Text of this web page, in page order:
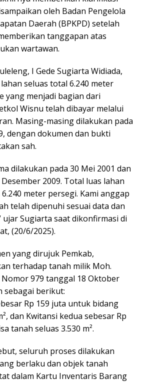
oleh Badan Pengelola
Daerah (BPKPD) setelah
tanggapan atas
wartawan.
I Gede Sugiarta Widiada,
seluas total 6.240 meter
yang menjadi bagian dari
Wisnu telah dibayar melalui
Masing-masing dilakukan pada
dengan dokumen dan bukti
sah.
dilakukan pada 30 Mei 2001 dan
2009. Total luas lahan
meter persegi. Kami anggap
telah dipenuhi sesuai data dan
ujar Sugiarta saat dikonfirmasi di
(20/6/2025).
yang dirujuk Pemkab,
terhadap tanah milik Moh.
Nomor 979 tanggal 18 Oktober
sebagai berikut:
Rp 159 juta untuk bidang
dan Kwitansi kedua sebesar Rp
tanah seluas 3.530 m².
seluruh proses dilakukan
berlaku dan objek tanah
dalam Kartu Inventaris Barang